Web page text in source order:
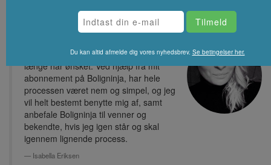
finde lige præcis den lejlighed som jeg
længe har ønsket. Ved hjælp fra mit
abonnement på Boligninja, har hele
processen været nem og simpel, og jeg
vil helt bestemt benytte mig af, samt
anbefale Boligninja til venner og
bekendte, hvis jeg igen står og skal
igennem lignende process.
Isabella Eriksen
Du kan altid afmelde dig vores nyhedsbrev. Se betingelser her.